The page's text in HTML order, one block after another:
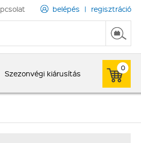
belépés | regisztráció
Szezonvégi kiárusítás
0